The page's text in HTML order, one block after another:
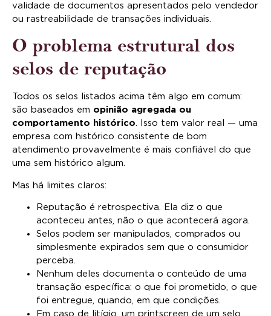
validade de documentos apresentados pelo vendedor
ou rastreabilidade de transações individuais.
O problema estrutural dos
selos de reputação
Todos os selos listados acima têm algo em comum:
são baseados em opinião agregada ou
comportamento histórico. Isso tem valor real — uma
empresa com histórico consistente de bom
atendimento provavelmente é mais confiável do que
uma sem histórico algum.
Mas há limites claros:
Reputação é retrospectiva. Ela diz o que
aconteceu antes, não o que acontecerá agora.
Selos podem ser manipulados, comprados ou
simplesmente expirados sem que o consumidor
perceba.
Nenhum deles documenta o conteúdo de uma
transação específica: o que foi prometido, o que
foi entregue, quando, em que condições.
Em caso de litígio, um printscreen de um selo